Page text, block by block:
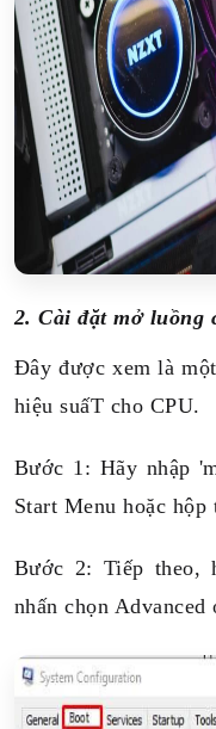
2. Cài đặt mở luồng
Đây được xem là
hiệu suấT cho CPU.
Bước 1: Hãy nhập
Start Menu hoặc hộp
Bước 2: Tiếp theo,
nhấn chọn Advanced